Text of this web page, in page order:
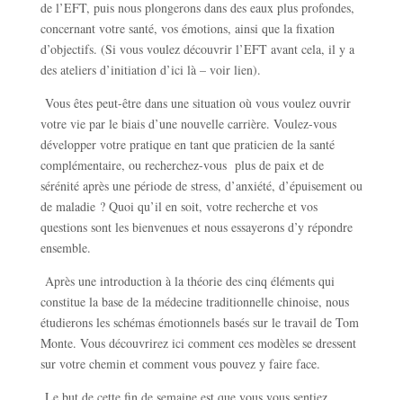
de l’EFT, puis nous plongerons dans des eaux plus profondes,
concernant votre santé, vos émotions, ainsi que la fixation
d’objectifs. (Si vous voulez découvrir l’EFT avant cela, il y a
des ateliers d’initiation d’ici là – voir lien).
Vous êtes peut-être dans une situation où vous voulez ouvrir
votre vie par le biais d’une nouvelle carrière. Voulez-vous
développer votre pratique en tant que praticien de la santé
complémentaire, ou recherchez-vous plus de paix et de
sérénité après une période de stress, d’anxiété, d’épuisement ou
de maladie ? Quoi qu’il en soit, votre recherche et vos
questions sont les bienvenues et nous essayerons d’y répondre
ensemble.
Après une introduction à la théorie des cinq éléments qui
constitue la base de la médecine traditionnelle chinoise, nous
étudierons les schémas émotionnels basés sur le travail de Tom
Monte. Vous découvrirez ici comment ces modèles se dressent
sur votre chemin et comment vous pouvez y faire face.